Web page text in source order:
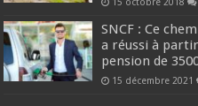
SNCF : Ce
a réussi à
pension de
15 décembre 2021